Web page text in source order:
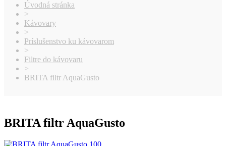
Úvodná stránka
>
Kávovary
>
Príslušenstvo ku kávovarom
>
Filtre do kávovaru
>
BRITA filtr AquaGusto
BRITA filtr AquaGusto